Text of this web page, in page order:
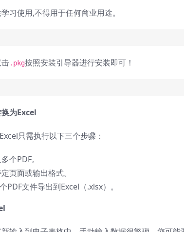
习使用,不得用于任何商业用途。
.pkg按照安装引导器进行安装即可！
为Excel
只需执行以下三个步骤：
个PDF。
页面或输出格式。
PDF文件导出到Excel（.xlsx）。